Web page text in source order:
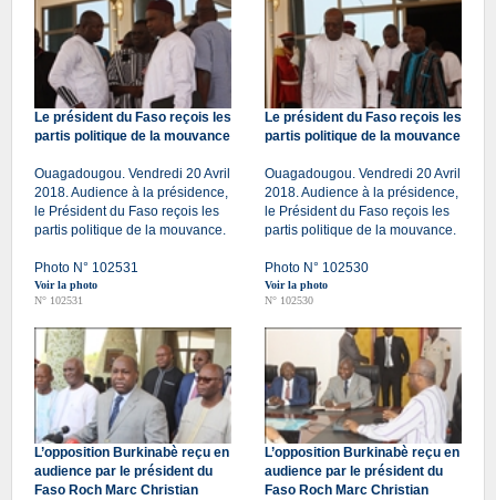
Le président du Faso reçois les
partis politique de la mouvance
Ouagadougou. Vendredi 20 Avril
2018. Audience à la présidence,
le Président du Faso reçois les
partis politique de la mouvance.
Photo N° 102531
Voir la photo
N° 102531
Le président du Faso reçois les
partis politique de la mouvance
Ouagadougou. Vendredi 20 Avril
2018. Audience à la présidence,
le Président du Faso reçois les
partis politique de la mouvance.
Photo N° 102530
Voir la photo
N° 102530
L’opposition Burkinabè reçu en
audience par le président du
Faso Roch Marc Christian
L’opposition Burkinabè reçu en
audience par le président du
Faso Roch Marc Christian